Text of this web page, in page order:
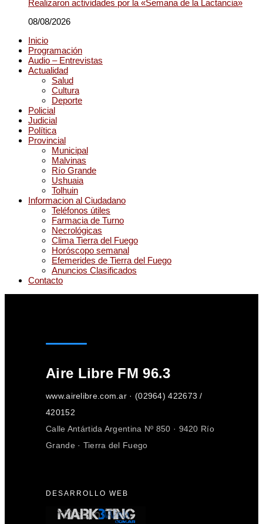
Realizaron actividades por la «Semana de la Lactancia»
08/08/2026
Inicio
Programación
Audio – Entrevistas
Actualidad
Salud
Cultura
Deporte
Policial
Judicial
Política
Provincial
Municipal
Malvinas
Río Grande
Ushuaia
Tolhuin
Informacion al Ciudadano
Teléfonos útiles
Farmacia de Turno
Necrológicas
Clima Tierra del Fuego
Horóscopo semanal
Efemerides de Tierra del Fuego
Anuncios Clasificados
Contacto
Aire Libre FM 96.3
www.airelibre.com.ar · (02964) 422673 /
420152
Calle Antártida Argentina Nº 850 · 9420 Río
Grande · Tierra del Fuego
DESARROLLO WEB